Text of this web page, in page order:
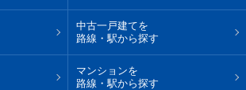
中古一戸建てを
路線・駅から探す
マンションを
路線・駅から探す